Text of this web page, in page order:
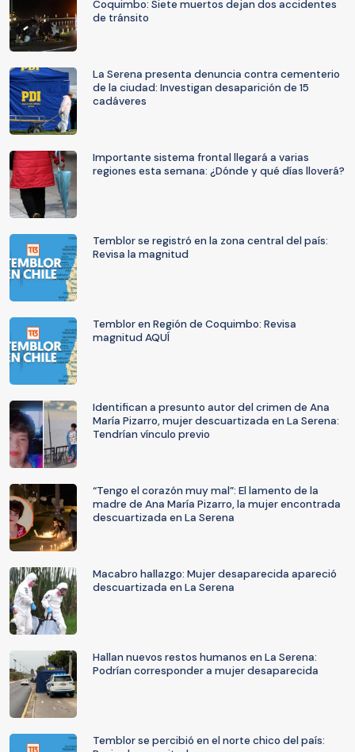
Coquimbo: Siete muertos dejan dos accidentes
de tránsito
La Serena presenta denuncia contra cementerio
de la ciudad: Investigan desaparición de 15
cadáveres
Importante sistema frontal llegará a varias
regiones esta semana: ¿Dónde y qué días lloverá?
Temblor se registró en la zona central del país:
Revisa la magnitud
Temblor en Región de Coquimbo: Revisa
magnitud AQUÍ
Identifican a presunto autor del crimen de Ana
María Pizarro, mujer descuartizada en La Serena:
Tendrían vínculo previo
“Tengo el corazón muy mal”: El lamento de la
madre de Ana María Pizarro, la mujer encontrada
descuartizada en La Serena
Macabro hallazgo: Mujer desaparecida apareció
descuartizada en La Serena
Hallan nuevos restos humanos en La Serena:
Podrían corresponder a mujer desaparecida
Temblor se percibió en el norte chico del país: